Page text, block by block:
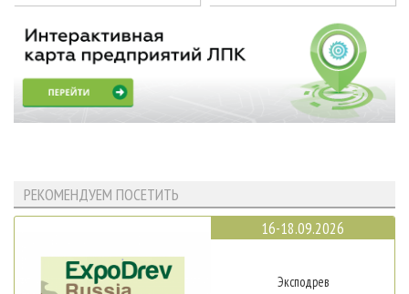
РЕКОМЕНДУЕМ ПОСЕТИТЬ
16-18.09.2026
Эксподрев